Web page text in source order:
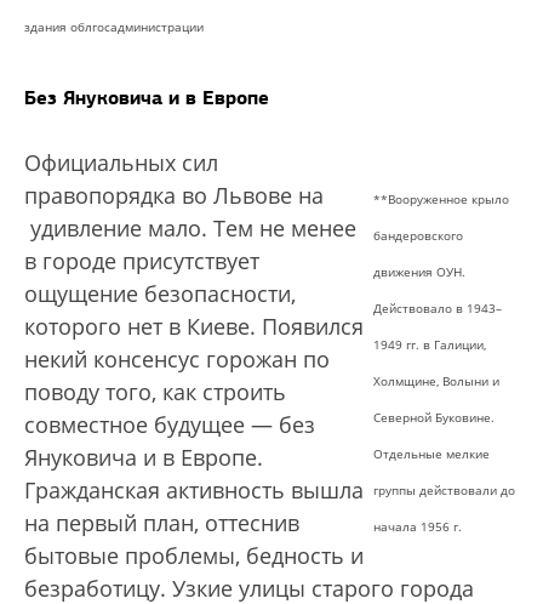
здания облгосадминистрации
Без Януковича и в Европе
**Вооруженное крыло
бандеровского
движения ОУН.
Действовало в 1943–
1949 гг. в Галиции,
Холмщине, Волыни и
Северной Буковине.
Отдельные мелкие
группы действовали до
начала 1956 г.
Официальных сил
правопорядка во Львове на
удивление мало. Тем не менее
в городе присутствует
ощущение безопасности,
которого нет в Киеве. Появился
некий консенсус горожан по
поводу того, как строить
совместное будущее — без
Януковича и в Европе.
Гражданская активность вышла
на первый план, оттеснив
бытовые проблемы, бедность и
безработицу. Узкие улицы старого города